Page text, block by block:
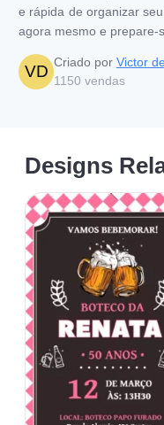
e rápida de organizar
agora mesmo e prepare-
VD Criado por Victor
1150 vendas
Designs